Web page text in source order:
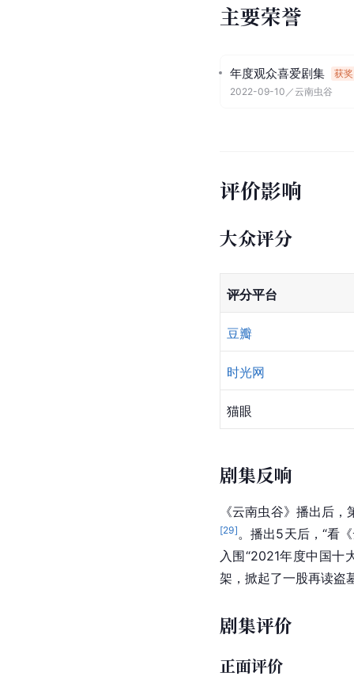
主要荣誉
年度观众喜爱剧集
获奖
2022-09-10 ／云南虫谷
评价影响
大众评分
评分平台
豆瓣
时光网
猫眼
剧集反响
《云南虫谷》播出后
[29]。播出5天后，“看
入围“2021年度中国十
架，掀起了一股再读盗
剧集评价
正面评价